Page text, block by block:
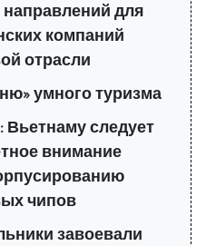
для
компаний
отрасли
умного туризма
Вьетнаму следует
внимание
чипов
завоевали